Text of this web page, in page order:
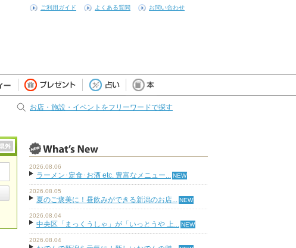
ご利用ガイド よくある質問 お問い合わせ
お店・施設・イベントをフリーワードで探す
2026.08.06
ラーメン･定食･お酒 etc. 豊富なメニュー...
2026.08.05
夏のご褒美に！昼飲みができる新潟のお店...
2026.08.04
中央区「まっくうしゃ」が「いっとうや 上...
2026.08.04